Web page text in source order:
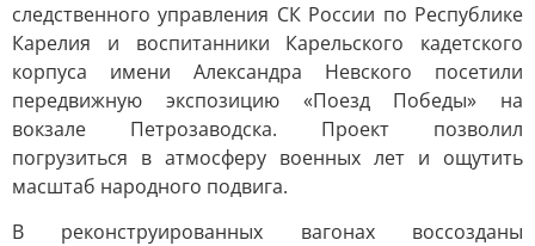
следственного управления СК России по Республике
Карелия и воспитанники Карельского кадетского
корпуса имени Александра Невского посетили
передвижную экспозицию «Поезд Победы» на
вокзале Петрозаводска. Проект позволил
погрузиться в атмосферу военных лет и ощутить
масштаб народного подвига.
В реконструированных вагонах воссозданы